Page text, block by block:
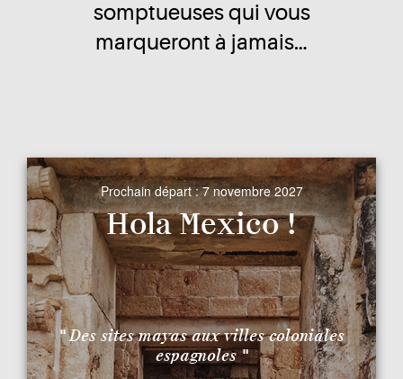
somptueuses qui vous
marqueront à jamais…
Prochain départ :7 novembre 2027
Hola Mexico !
" Des sites mayas aux villes coloniales
espagnoles "